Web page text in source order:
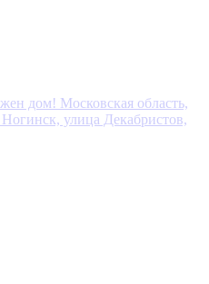
дом! Московская область,
улица Декабристов,